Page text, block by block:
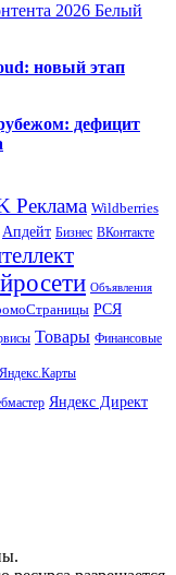
2026 Белый
новый этап
дефицит
Реклама Wildberries
Апдейт Бизнес ВКонтакте
Объявления
РСЯ
Товары Финансовые
Яндекс.Карты
Яндекс Директ